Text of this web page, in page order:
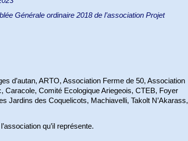
Générale ordinaire 2018 de l’association Projet
d’autan, ARTO, Association Ferme de 50, Association
Caracole, Comité Ecologique Ariegeois, CTEB, Foyer
Jardins des Coquelicots, Machiavelli, Takolt N’Akarass,
qu’il représente.